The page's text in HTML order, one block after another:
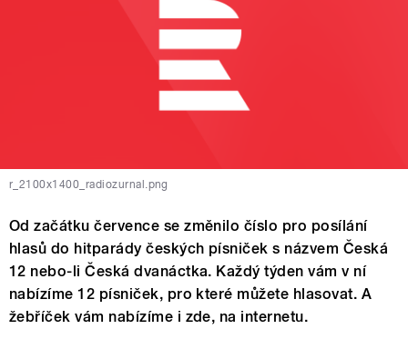
r_2100x1400_radiozurnal.png
Od začátku července se změnilo číslo pro posílání
hlasů do hitparády českých písniček s názvem Česká
12 nebo-li Česká dvanáctka. Každý týden vám v ní
nabízíme 12 písniček, pro které můžete hlasovat. A
žebříček vám nabízíme i zde, na internetu.